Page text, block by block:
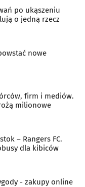
po ukąszeniu
o jedną rzecz
nowe
firm i mediów.
milionowe
– Rangers FC.
dla kibiców
- zakupy online